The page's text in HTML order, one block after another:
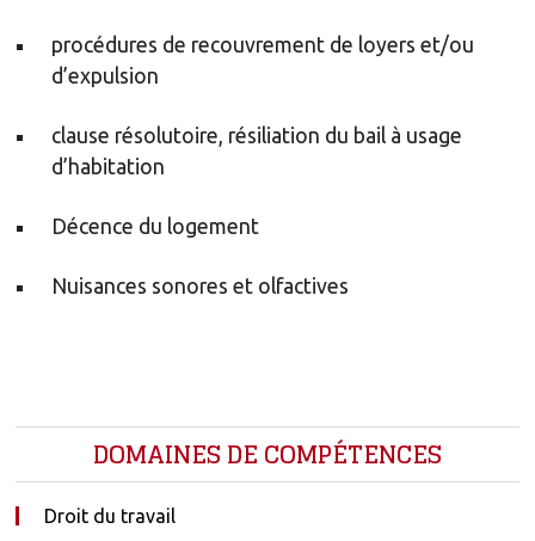
procédures de recouvrement de loyers et/ou
d’expulsion
clause résolutoire, résiliation du bail à usage
d’habitation
Décence du logement
Nuisances sonores et olfactives
DOMAINES DE COMPÉTENCES
Droit du travail